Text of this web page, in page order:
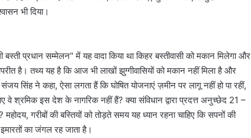
भी दिया।
प्रधान सम्मेलन" में यह वादा किया था किहर बस्तीवासी को मकान मिलेगा और
है। तथ्य यह है कि आज भी लाखों झुग्गीवासियों को मकान नहीं मिला है और
ने कहा, ऐसा लगता हैं कि घोषित योजनाएं ज़मीन पर लागू नहीं हो पा रहीं,
श्रमिक इस देश के नागरिक नहीं हैं? क्या संविधान द्वारा प्रदत्त अनुच्छेद 21 –
गरीबों की बस्तियों को तोड़ते समय यह ध्यान रहना चाहिए कि सपनों की
का जंगल रह जाता है।